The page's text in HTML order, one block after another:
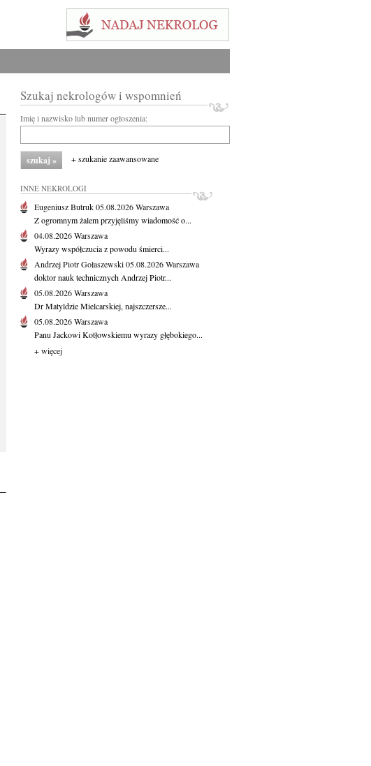
Szukaj nekrologów i wspomnień
Imię i nazwisko lub numer ogłoszenia:
+ szukanie zaawansowane
INNE NEKROLOGI
Eugeniusz Butruk05.08.2026Warszawa
Z ogromnym żalem przyjęliśmy wiadomość o...
04.08.2026Warszawa
Wyrazy współczucia z powodu śmierci...
Andrzej Piotr Gołaszewski05.08.2026Warszawa
doktor nauk technicznych Andrzej Piotr...
05.08.2026Warszawa
Dr Matyldzie Mielcarskiej, najszczersze...
05.08.2026Warszawa
Panu Jackowi Kotłowskiemu wyrazy głębokiego...
+ więcej